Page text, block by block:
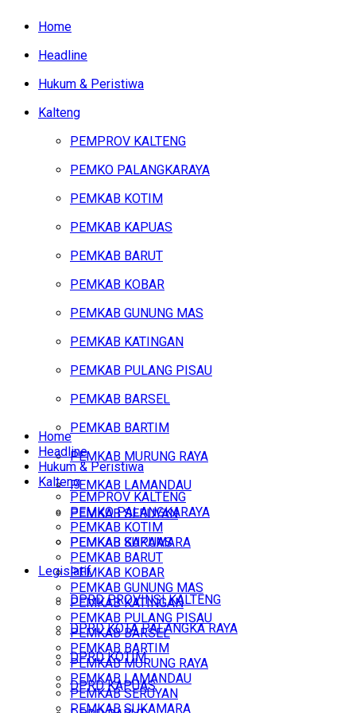
Home
Headline
Hukum & Peristiwa
Kalteng
PEMPROV KALTENG
PEMKO PALANGKARAYA
PEMKAB KOTIM
PEMKAB KAPUAS
PEMKAB BARUT
PEMKAB KOBAR
PEMKAB GUNUNG MAS
PEMKAB KATINGAN
PEMKAB PULANG PISAU
PEMKAB BARSEL
PEMKAB BARTIM
PEMKAB MURUNG RAYA
PEMKAB LAMANDAU
PEMKAB SERUYAN
PEMKAB SUKAMARA
Legislatif
DPRD PROVINSI KALTENG
DPRD KOTA PALANGKA RAYA
DPRD KOTIM
DPRD KAPUAS
Home
Headline
Hukum & Peristiwa
Kalteng
PEMPROV KALTENG
PEMKO PALANGKARAYA
PEMKAB KOTIM
PEMKAB KAPUAS
PEMKAB BARUT
PEMKAB KOBAR
PEMKAB GUNUNG MAS
PEMKAB KATINGAN
PEMKAB PULANG PISAU
PEMKAB BARSEL
PEMKAB BARTIM
PEMKAB MURUNG RAYA
PEMKAB LAMANDAU
PEMKAB SERUYAN
PEMKAB SUKAMARA